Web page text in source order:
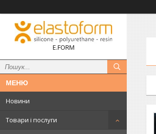
E.FORM
Новини
Товари і послуги